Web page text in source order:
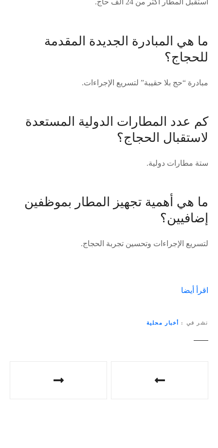
استقبل المطار أكثر من 24 ألف حاج.
ما هي المبادرة الجديدة المقدمة
للحجاج؟
مبادرة “حج بلا حقيبة” لتسريع الإجراءات.
كم عدد المطارات الدولية المستعدة
لاستقبال الحجاج؟
ستة مطارات دولية.
ما هي أهمية تجهيز المطار بموظفين
إضافيين؟
لتسريع الإجراءات وتحسين تجربة الحجاج.
اقرأ أيضا
نشر في أخبار محلية